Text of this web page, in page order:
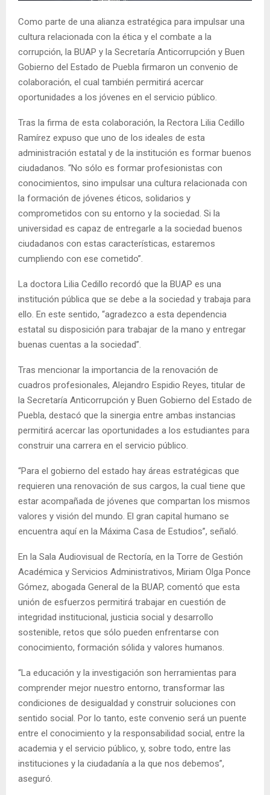
Como parte de una alianza estratégica para impulsar una
cultura relacionada con la ética y el combate a la
corrupción, la BUAP y la Secretaría Anticorrupción y Buen
Gobierno del Estado de Puebla firmaron un convenio de
colaboración, el cual también permitirá acercar
oportunidades a los jóvenes en el servicio público.
Tras la firma de esta colaboración, la Rectora Lilia Cedillo
Ramírez expuso que uno de los ideales de esta
administración estatal y de la institución es formar buenos
ciudadanos. “No sólo es formar profesionistas con
conocimientos, sino impulsar una cultura relacionada con
la formación de jóvenes éticos, solidarios y
comprometidos con su entorno y la sociedad. Si la
universidad es capaz de entregarle a la sociedad buenos
ciudadanos con estas características, estaremos
cumpliendo con ese cometido”.
La doctora Lilia Cedillo recordó que la BUAP es una
institución pública que se debe a la sociedad y trabaja para
ello. En este sentido, “agradezco a esta dependencia
estatal su disposición para trabajar de la mano y entregar
buenas cuentas a la sociedad”.
Tras mencionar la importancia de la renovación de
cuadros profesionales, Alejandro Espidio Reyes, titular de
la Secretaría Anticorrupción y Buen Gobierno del Estado de
Puebla, destacó que la sinergia entre ambas instancias
permitirá acercar las oportunidades a los estudiantes para
construir una carrera en el servicio público.
“Para el gobierno del estado hay áreas estratégicas que
requieren una renovación de sus cargos, la cual tiene que
estar acompañada de jóvenes que compartan los mismos
valores y visión del mundo. El gran capital humano se
encuentra aquí en la Máxima Casa de Estudios”, señaló.
En la Sala Audiovisual de Rectoría, en la Torre de Gestión
Académica y Servicios Administrativos, Miriam Olga Ponce
Gómez, abogada General de la BUAP, comentó que esta
unión de esfuerzos permitirá trabajar en cuestión de
integridad institucional, justicia social y desarrollo
sostenible, retos que sólo pueden enfrentarse con
conocimiento, formación sólida y valores humanos.
“La educación y la investigación son herramientas para
comprender mejor nuestro entorno, transformar las
condiciones de desigualdad y construir soluciones con
sentido social. Por lo tanto, este convenio será un puente
entre el conocimiento y la responsabilidad social, entre la
academia y el servicio público, y, sobre todo, entre las
instituciones y la ciudadanía a la que nos debemos”,
aseguró.